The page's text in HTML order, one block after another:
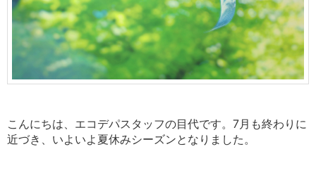
こんにちは、エコデパスタッフの目代です。7月も終わりに
近づき、いよいよ夏休みシーズンとなりました。